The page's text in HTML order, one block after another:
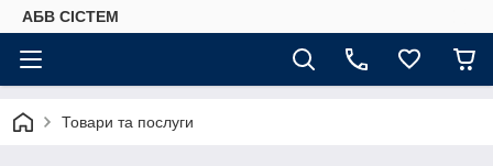
АБВ СІСТЕМ
Товари та послуги